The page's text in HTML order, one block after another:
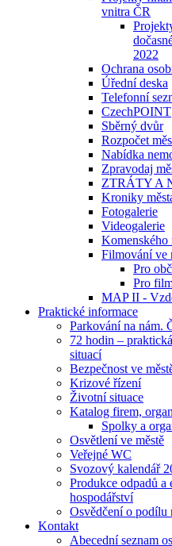
vnitra ČR
2022
Ochrana
Úřední deska
Telefonní
CzechPOINT
Sběrný dvůr
Rozpočet
Nabídka
Zpravodaj
ZTRÁTY A
Kroniky
Fotogalerie
Videogalerie
Komenského
Filmování ve
Pro
Pro
MAP II -
Praktické informace
Parkování na nám.
72 hodin –
situací
Bezpečnost ve
Krizové řízení
Životní situace
Katalog firem,
Spolky a
Osvětlení ve městě
Veřejné WC
Svozový kalendář
Produkce odpadů a
hospodářství
Osvědčení o podílu
Kontakt
Abecední seznam